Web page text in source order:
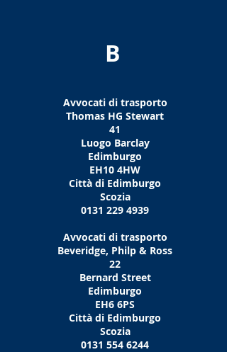
B
Avvocati di trasporto
Thomas HG Stewart
41
Luogo Barclay
Edimburgo
EH10 4HW
Città di Edimburgo
Scozia
0131 229 4939
Avvocati di trasporto
Beveridge, Philp & Ross
22
Bernard Street
Edimburgo
EH6 6PS
Città di Edimburgo
Scozia
0131 554 6244